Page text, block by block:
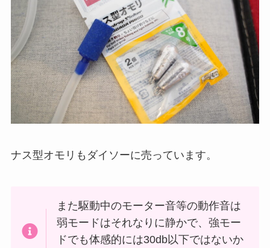
ナス型オモリもダイソーに売っています。
また駆動中のモーター音等の動作音は
弱モードはそれなりに静かで、強モー
ドでも体感的には30db以下ではないか